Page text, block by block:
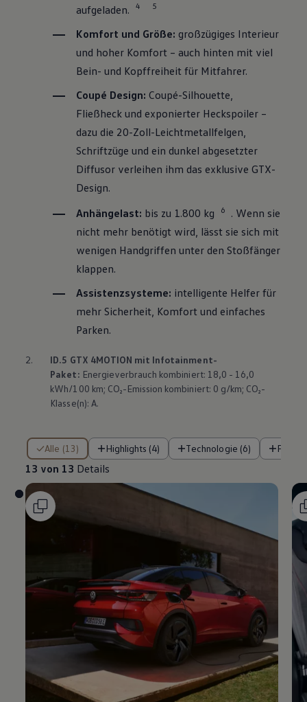
aufgeladen.
4 5
Komfort und Größe: großzügiges Interieur
und hoher Komfort – auch hinten mit viel
Bein- und Kopffreiheit für Mitfahrer.
Coupé Design:Coupé-Silhouette,
Fließheck und exponierter Heckspoiler –
dazu die 20-Zoll-Leichtmetallfelgen,
Schriftzüge und ein dunkel abgesetzter
Diffusor verleihen ihm das exklusive GTX-
Design.
Anhängelast: bis zu 1.800 kg 6
. Wenn sie
nicht mehr benötigt wird, lässt sie sich mit
wenigen Handgriffen unter den Stoßfänger
klappen.
Assistenzsysteme: intelligente Helfer für
mehr Sicherheit, Komfort und einfaches
Parken.
2. ID.5 GTX 4MOTION mit Infotainment-
Paket: Energieverbrauch kombiniert: 18,0 - 16,0
kWh/100 km; CO₂-Emission kombiniert: 0 g/km; CO₂-
Klasse(n): A.
Alle (13) Highlights (4) Technologie (6)
13 von 13 Details
13 von 13 Details